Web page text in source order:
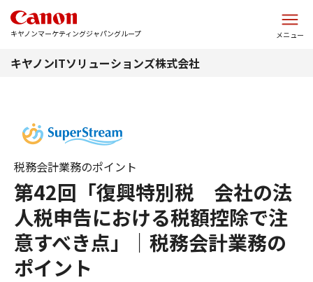
キヤノンマーケティングジャパングループ メニュー
キヤノンITソリューションズ株式会社
第42回「復興特別税 会社の法
人税申告における税額控除で注
意すべき点」｜税務会計業務の
ポイント
税務会計業務のポイント